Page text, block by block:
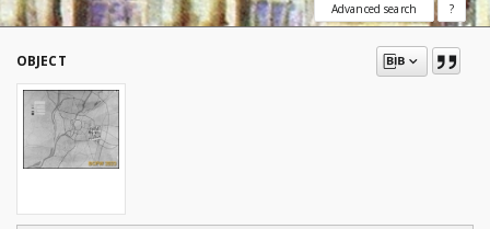
Advanced search ?
OBJECT